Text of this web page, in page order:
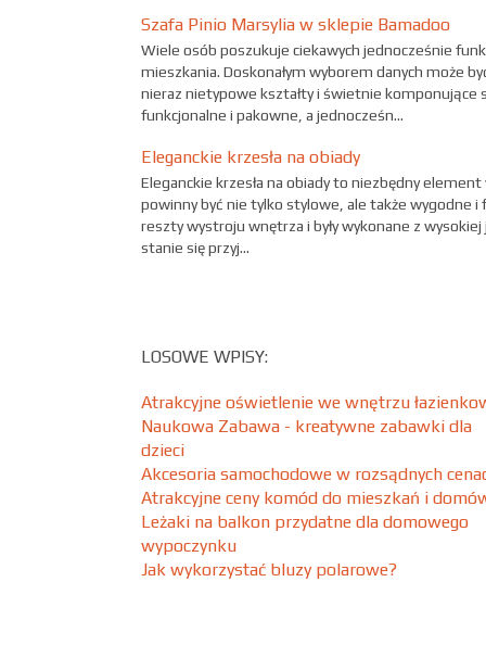
Szafa Pinio Marsylia w sklepie Bamadoo
Wiele osób poszukuje ciekawych jednocześnie
mieszkania. Doskonałym wyborem danych może
nieraz nietypowe kształty i świetnie komponujące
funkcjonalne i pakowne, a jednocześn...
Eleganckie krzesła na obiady
Eleganckie krzesła na obiady to niezbędny element
powinny być nie tylko stylowe, ale także wygodne i
reszty wystroju wnętrza i były wykonane z wysokiej
stanie się przyj...
LOSOWE WPISY:
Atrakcyjne oświetlenie we wnętrzu
Naukowa Zabawa - kreatywne zabawki dla
dzieci
Akcesoria samochodowe w rozsądnych
Atrakcyjne ceny komód do mieszkań i
Leżaki na balkon przydatne dla domowego
wypoczynku
Jak wykorzystać bluzy polarowe?